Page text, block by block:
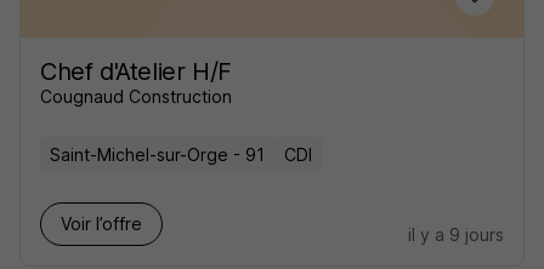
Chef d'Atelier H/F
Cougnaud Construction
Saint-Michel-sur-Orge - 91 CDI
Voir l’offre
il y a 9 jours